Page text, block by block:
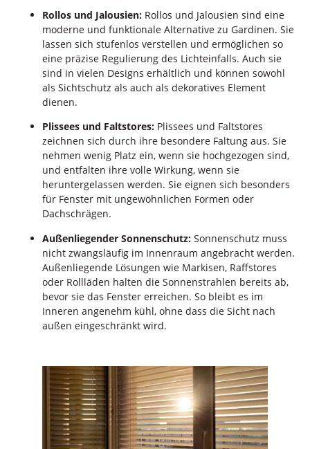
Rollos und Jalousien: Rollos und Jalousien sind eine
moderne und funktionale Alternative zu Gardinen. Sie
lassen sich stufenlos verstellen und ermöglichen so
eine präzise Regulierung des Lichteinfalls. Auch sie
sind in vielen Designs erhältlich und können sowohl
als Sichtschutz als auch als dekoratives Element
dienen.
Plissees und Faltstores: Plissees und Faltstores
zeichnen sich durch ihre besondere Faltung aus. Sie
nehmen wenig Platz ein, wenn sie hochgezogen sind,
und entfalten ihre volle Wirkung, wenn sie
heruntergelassen werden. Sie eignen sich besonders
für Fenster mit ungewöhnlichen Formen oder
Dachschrägen.
Außenliegender Sonnenschutz: Sonnenschutz muss
nicht zwangsläufig im Innenraum angebracht werden.
Außenliegende Lösungen wie Markisen, Raffstores
oder Rollläden halten die Sonnenstrahlen bereits ab,
bevor sie das Fenster erreichen. So bleibt es im
Inneren angenehm kühl, ohne dass die Sicht nach
außen eingeschränkt wird.